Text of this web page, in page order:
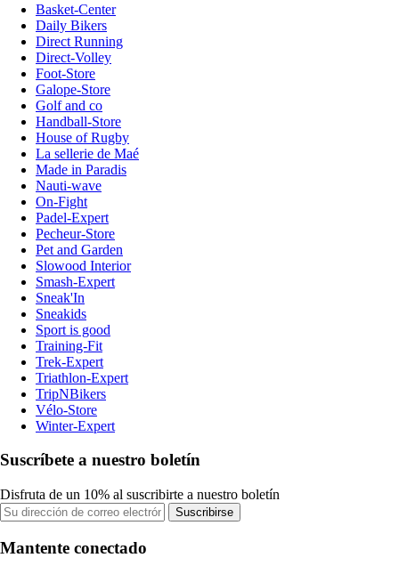
Basket-Center
Daily Bikers
Direct Running
Direct-Volley
Foot-Store
Galope-Store
Golf and co
Handball-Store
House of Rugby
La sellerie de Maé
Made in Paradis
Nauti-wave
On-Fight
Padel-Expert
Pecheur-Store
Pet and Garden
Slowood Interior
Smash-Expert
Sneak'In
Sneakids
Sport is good
Training-Fit
Trek-Expert
Triathlon-Expert
TripNBikers
Vélo-Store
Winter-Expert
Suscríbete a nuestro boletín
Disfruta de un 10% al suscribirte a nuestro boletín
Suscribirse
Mantente conectado